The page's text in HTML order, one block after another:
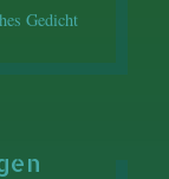
Gedicht